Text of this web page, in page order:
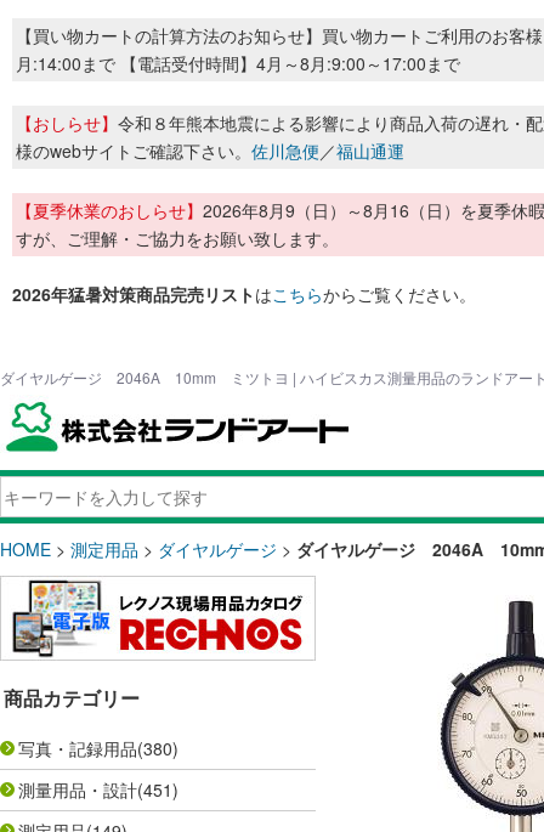
【買い物カートの計算方法のお知らせ】買い物カートご利用のお客
月:14:00まで 【電話受付時間】4月～8月:9:00～17:00まで
【おしらせ】 令和８年熊本地震による影響により商品入荷の遅れ・
様のwebサイトご確認下さい。 佐川急便／福山通運
【夏季休業のおしらせ】 2026年8月9（日）～8月16（日）を夏季休
すが、ご理解・ご協力をお願い致します。
2026年猛暑対策商品完売リストはこちらからご覧ください。
ダイヤルゲージ 2046A 10mm ミツトヨ | ハイビスカス測量用品のランドアー
HOME > 測定用品 > ダイヤルゲージ > ダイヤルゲージ 2046A
商品カテゴリー
写真・記録用品(380)
測量用品・設計(451)